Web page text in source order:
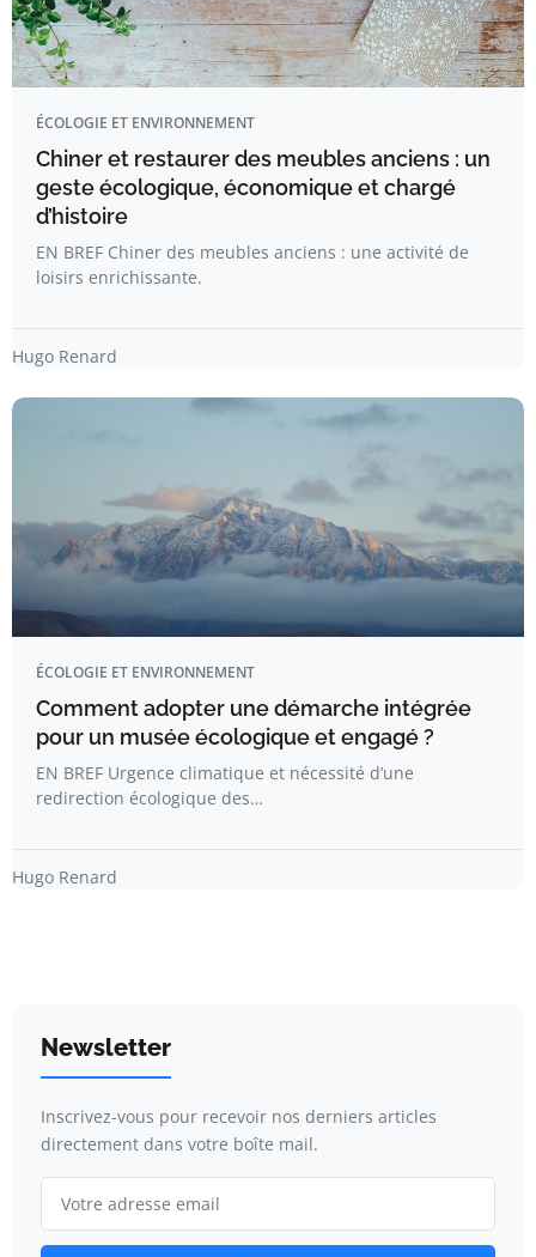
ÉCOLOGIE ET ENVIRONNEMENT
Chiner et restaurer des meubles anciens : un
geste écologique, économique et chargé
d’histoire
EN BREF Chiner des meubles anciens : une activité de
loisirs enrichissante.
Hugo Renard
ÉCOLOGIE ET ENVIRONNEMENT
Comment adopter une démarche intégrée
pour un musée écologique et engagé ?
EN BREF Urgence climatique et nécessité d’une
redirection écologique des…
Hugo Renard
Newsletter
Inscrivez-vous pour recevoir nos derniers articles
directement dans votre boîte mail.